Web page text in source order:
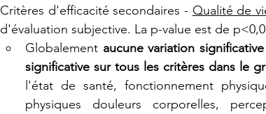
Critères d'efficacité secondaires - Qualité de
d'évaluation subjective. La p-value est de
Globalement aucune variation
significative sur tous les critères dans le
l'état de santé, fonctionnement
physiques douleurs corporelles,